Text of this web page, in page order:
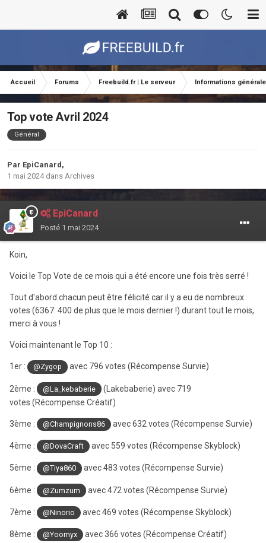
Accueil Forums Freebuild.fr | Le serveur Informations
Top vote Avril 2024
Général
Par EpiCanard ,
1 mai 2024dans Archives
EpiCanard
Posté 1 mai 2024
Koin,
Voici le Top Vote de ce mois qui a été encore une fois très serré !
Tout d'abord chacun peut être félicité car il y a eu de nombreux
votes (6367: 400 de plus que le mois dernier !) durant tout le mois,
merci à vous !
Voici maintenant le Top 10 :
1er : @Zygop avec 796 votes (Récompense Survie)
2ème : @La_kebaberie
(Lakebaberie) avec 719
votes (Récompense Créatif)
3ème : @Champignons86 avec 632 votes(Récompense Survie)
4ème : @DovaCraft avec 559 votes(Récompense Skyblock)
5ème : @Tiya860 avec 483 votes(Récompense Survie)
6ème : @Zumzum avec 472 votes(Récompense Survie)
7ème : @Ninorio avec 469 votes(Récompense Skyblock)
8ème : @Yoomyx avec 366 votes(Récompense Créatif)